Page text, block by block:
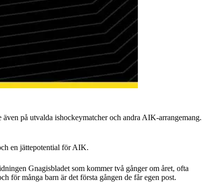
på utvalda ishockeymatcher och andra AIK-arrangemang.
en jättepotential för AIK.
Gnagisbladet som kommer två gånger om året, ofta
för många barn är det första gången de får egen post.